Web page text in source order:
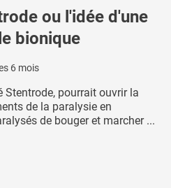
ou l'idée d'une
bionique
6 mois
Stentrode, pourrait ouvrir la
de la paralysie en
de bouger et marcher ...